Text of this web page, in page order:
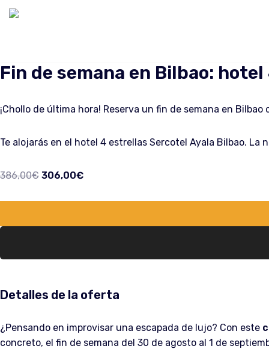
contenido
Fin de semana en Bilbao: hotel
¡Chollo de última hora! Reserva un fin de semana en
Te alojarás en el hotel 4 estrellas Sercotel Ayala Bilbao. La
386,00€ 306,00€
Detalles de la oferta
¿Pensando en improvisar una escapada de lujo? Con este
concreto, el fin de semana del 30 de agosto al 1 de